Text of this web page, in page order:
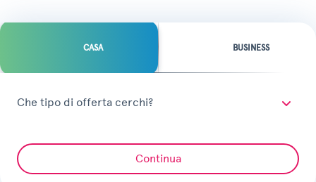
CASA BUSINESS
Che tipo di offerta cerchi?
Continua